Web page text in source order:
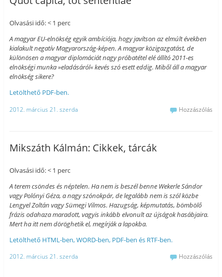
Olvasási idő: < 1 perc
A magyar EU-elnökség egyik ambíciója, hogy javítson az elmúlt években
kialakult negatív Magyarország-képen. A magyar közigazgatást, de
különösen a magyar diplomáciát nagy próbatétel elé állító 2011-es
elnökségi munka »eladásáról« kevés szó esett eddig. Miből áll a magyar
elnökség sikere?
Letölthető PDF-ben.
2012. március 21. szerda Hozzászólás
Mikszáth Kálmán: Cikkek, tárcák
Olvasási idő: < 1 perc
A terem csöndes és néptelen. Ha nem is beszél benne Wekerle Sándor
vagy Polónyi Géza, a nagy szónokpár, de legalább nem is szól közbe
Lengyel Zoltán vagy Sümegi Vilmos. Hazugság, képmutatás, bömbölő
frázis odahaza maradott, vagyis inkább elvonult az újságok hasábjaira.
Mert ha itt nem döröghetik el, megírják a lapokba.
Letölthető HTML-ben, WORD-ben, PDF-ben és RTF-ben.
2012. március 21. szerda Hozzászólás